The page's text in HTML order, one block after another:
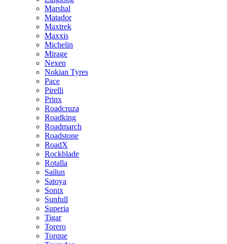
Marshal
Matador
Maxtrek
Maxxis
Michelin
Mirage
Nexen
Nokian Tyres
Pace
Pirelli
Prinx
Roadcruza
Roadking
Roadmarch
Roadstone
RoadX
Rockblade
Rotalla
Sailun
Satoya
Sonix
Sunfull
Superia
Tigar
Torero
Torque